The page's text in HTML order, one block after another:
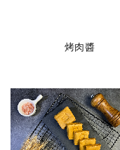
烤肉醬